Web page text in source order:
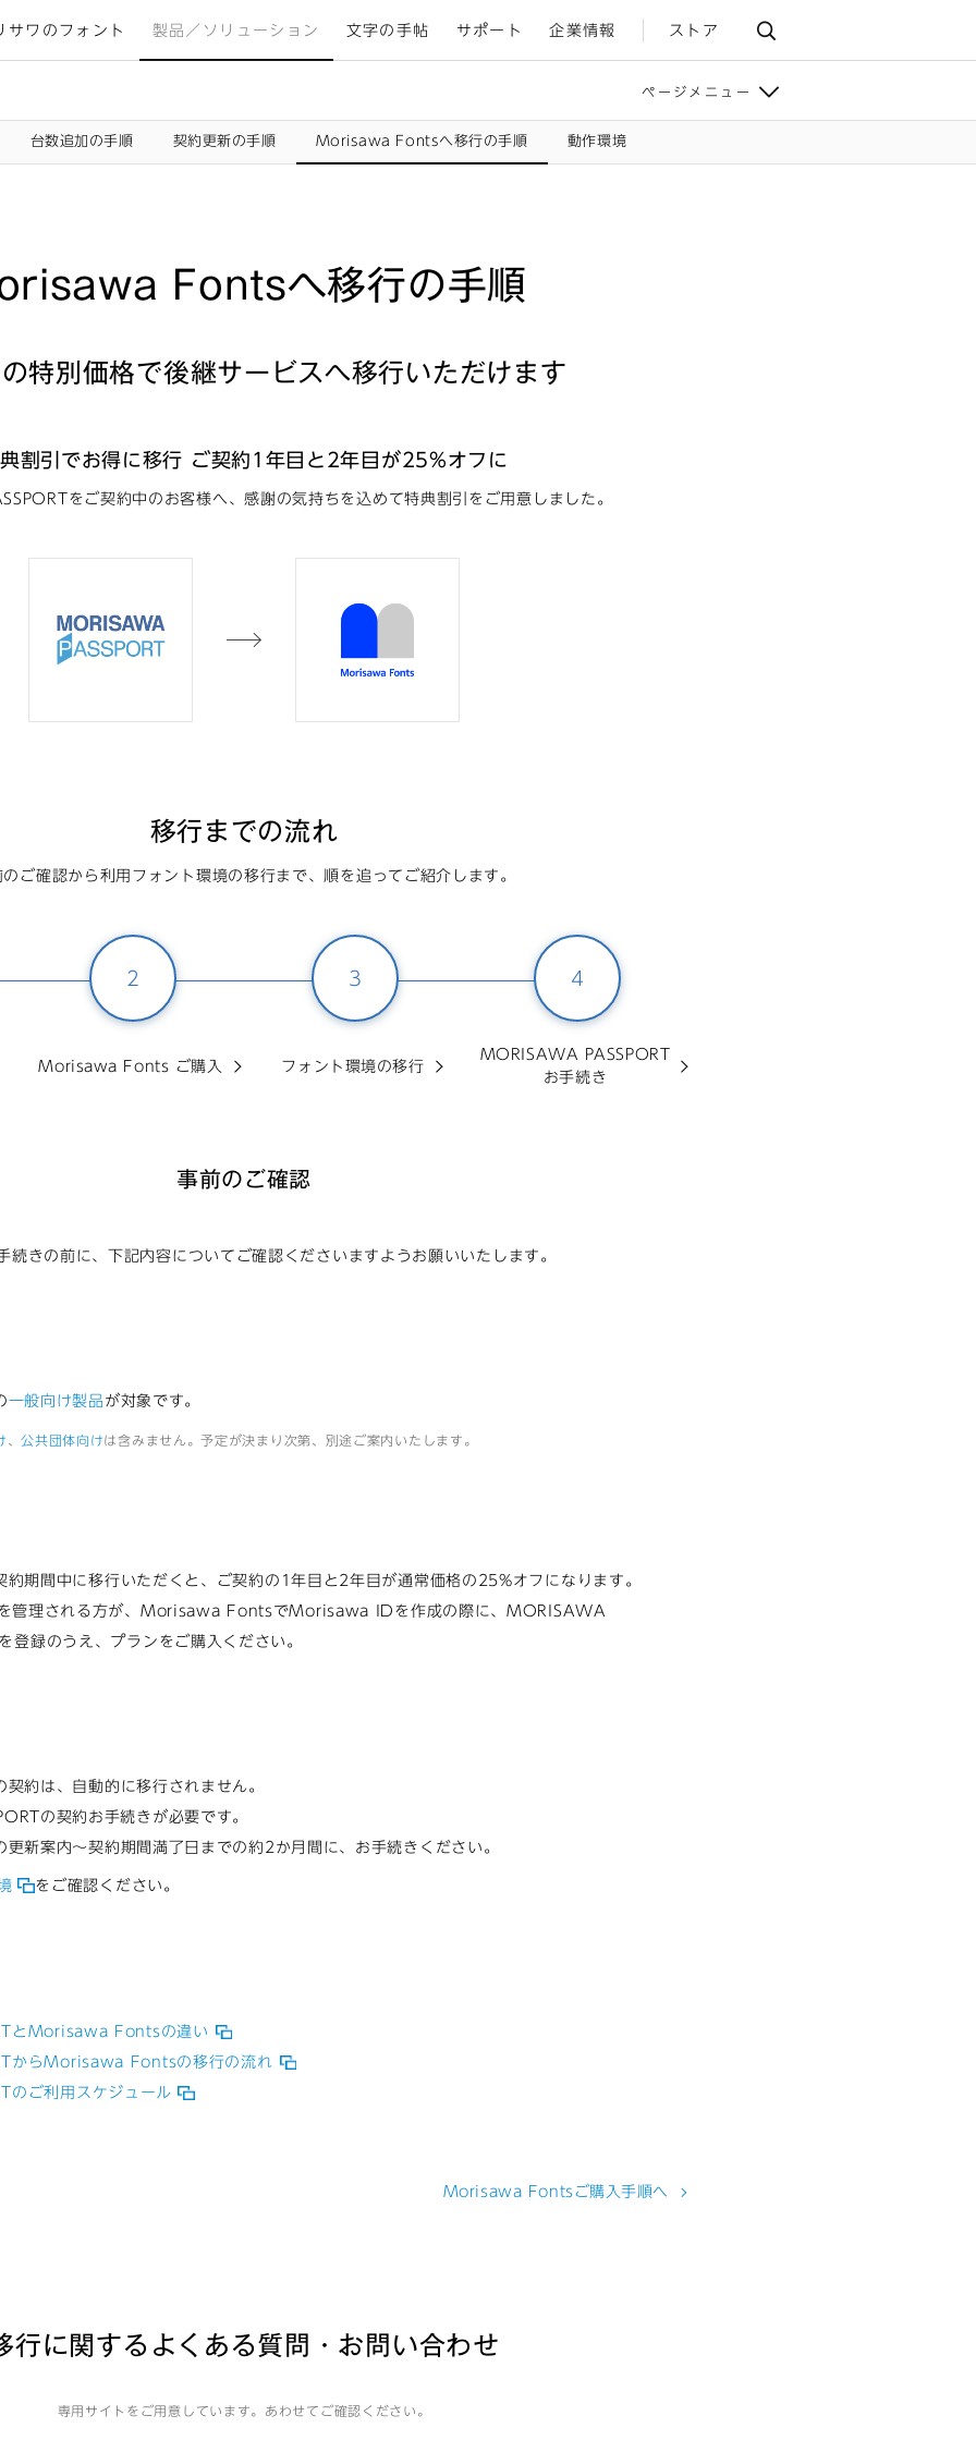
サワのフォント 製品／ソリューション 文字の手帖 サポート 企業情報 ストア
ページメニュー
台数追加の手順 契約更新の手順 Morisawa Fontsへ移行の手順 動作環境
Fontsへ移行の手順
特別価格で後継サービスへ移行いただけます
割引でお得に移行 ご契約1年目と2年目が25%オフに
をご契約中のお客様へ、感謝の気持ちを込めて特典割引をご用意しました。
移行までの流れ
のご確認から利用フォント環境の移行まで、順を追ってご紹介します。
2
Morisawa Fonts ご購入
3
フォント環境の移行
4
MORISAWA PASSPORT
お手続き
事前のご確認
続きの前に、下記内容についてご確認くださいますようお願いいたします。
一般向け製品 が対象です。
、公共団体向けは含みません。予定が決まり次第、別途ご案内いたします。
期間中に移行いただくと、ご契約の1年目と2年目が通常価格の25%オフになります。
管理される方が、Morisawa FontsでMorisawa IDを作成の際に、MORISAWA
登録のうえ、プランをご購入ください。
約は、自動的に移行されません。
の契約お手続きが必要です。
新案内～契約期間満了日までの約2か月間に、お手続きください。
をご確認ください。
とMorisawa Fontsの違い
からMorisawa Fontsの移行の流れ
ご利用スケジュール
Morisawa Fontsご購入手順へ
行に関する よくある質問・お問い合わせ
専用サイトをご用意しています。 あわせてご確認ください。